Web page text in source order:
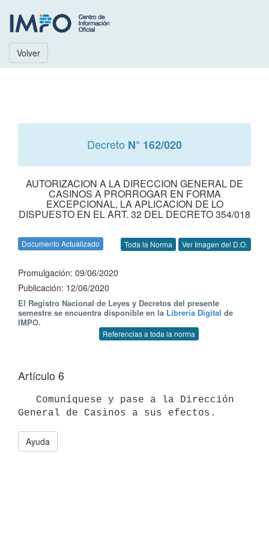
Volver
Decreto N° 162/020
AUTORIZACION A LA DIRECCION GENERAL DE
CASINOS A PRORROGAR EN FORMA
EXCEPCIONAL, LA APLICACION DE LO
DISPUESTO EN EL ART. 32 DEL DECRETO 354/018
Documento Actualizado Toda la Norma Ver Imagen del D.O.
Promulgación: 09/06/2020
Publicación: 12/06/2020
El Registro Nacional de Leyes y Decretos del presente
semestre se encuentra disponible en la Librería Digital de
IMPO.
Referencias a toda la norma
Artículo 6
Ayuda